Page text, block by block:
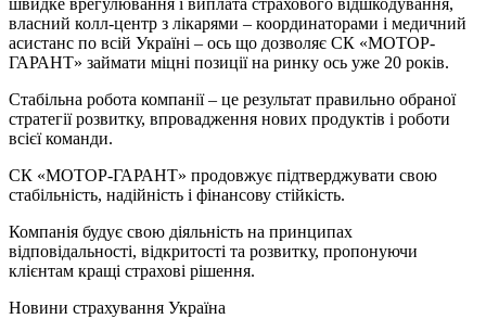
власний колл-центр з лікарями – координаторами і медичний
асистанс по всій Україні – ось що дозволяє СК «МОТОР-
ГАРАНТ» займати міцні позиції на ринку ось уже 20 років.
Стабільна робота компанії – це результат правильно обраної
стратегії розвитку, впровадження нових продуктів і роботи
всієї команди.
СК «МОТОР-ГАРАНТ» продовжує підтверджувати свою
стабільність, надійність і фінансову стійкість.
Компанія будує свою діяльність на принципах
відповідальності, відкритості та розвитку, пропонуючи
клієнтам кращі страхові рішення.
Новини страхування Україна